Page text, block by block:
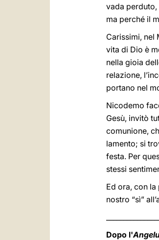
vada perduto,
ma perché il
Carissimi, nel
vita di Dio è
nella gioia
relazione,
portano nel
Nicodemo
Gesù, invitò
comunione,
lamento; si
festa. Per
stessi
Ed ora, con la
nostro “sì”
Dopo l'